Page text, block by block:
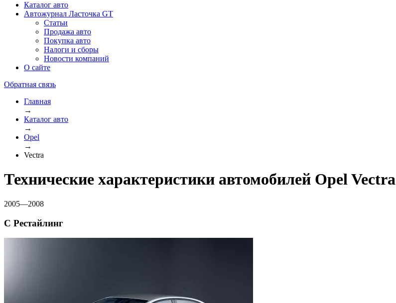
Каталог авто
Автожурнал Ласточка GT
Статьи
Продажа авто
Покупка авто
Налоги и сборы
Новости компаний
О сайте
Обратная связь
Главная
→
Каталог авто
→
Opel
→
Vectra
Технические характеристики автомобилей Opel Vectra
2005—2008
C Рестайлинг